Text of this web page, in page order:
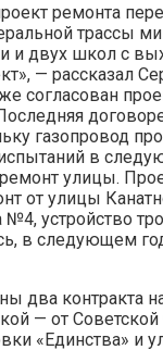
ремонта
трассы
и двух школ с
— рассказал
согласован
газопровод
в
улицы.
от улицы
№4, устройство
в следующем
два контракта
— от
«Единства» и